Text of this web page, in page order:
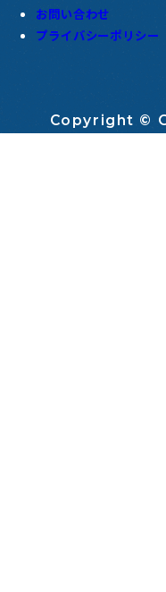
お問い合わせ
プライバシーポリシー
Copyright ©